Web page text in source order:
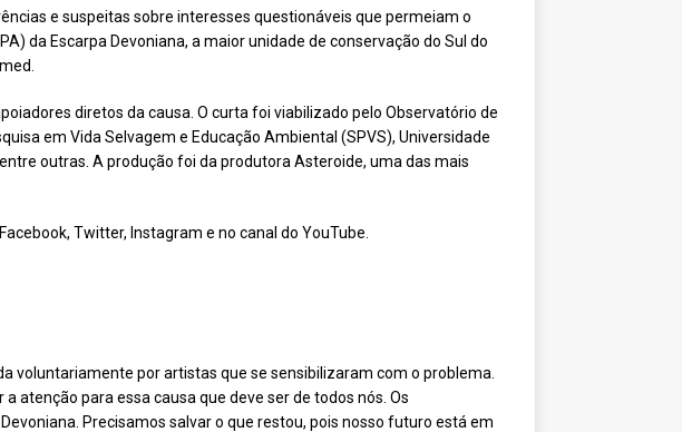
natural
e suspeitas sobre interesses questionáveis que permeiam o
da Escarpa Devoniana, a maior unidade de conservação do Sul do
diretos da causa. O curta foi viabilizado pelo Observatório de
em Vida Selvagem e Educação Ambiental (SPVS), Universidade
outras. A produção foi da produtora Asteroide, uma das mais
Twitter, Instagram e no canal do YouTube.
voluntariamente por artistas que se sensibilizaram com o problema.
atenção para essa causa que deve ser de todos nós. Os
Precisamos salvar o que restou, pois nosso futuro está em